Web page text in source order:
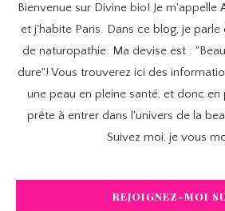
Bienvenue sur Divine bio! Je m'appelle
et j'habite Paris. Dans ce blog, je
de naturopathie. Ma devise est :
dure"! Vous trouverez ici des
une peau en pleine santé, et donc en
prête à entrer dans l'univers de la
Suivez moi, je vous
REJOIGNEZ-MOI